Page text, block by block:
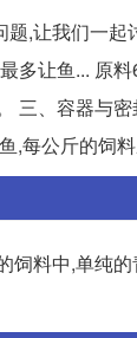
,让我们一
多让鱼... 原
三、容器与
,每公斤的饲
饲料中,单纯